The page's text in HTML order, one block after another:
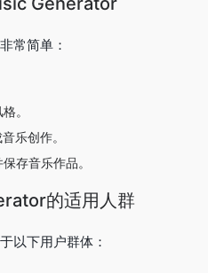
常简单：
。
乐创作。
存音乐作品。
的适用人群
以下用户群体：